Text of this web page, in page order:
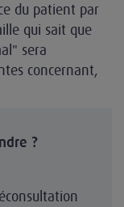
du patient par
qui sait que
sera
concernant,
?